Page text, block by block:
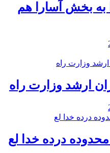
به بخش آسارا هم
ارشد وزارت راه
درده خدا لع